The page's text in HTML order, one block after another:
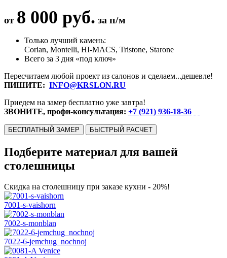
от 8 000 руб. за п/м
Только лучший камень:
Corian, Montelli, HI-MACS, Tristone, Starone
Всего за 3 дня «под ключ»
Пересчитаем любой проект из салонов и сделаем...дешевле!
ПИШИТЕ: INFO@KRSLON.RU
Приедем на замер бесплатно уже завтра!
ЗВОНИТЕ, профи-консультация: +7 (921) 936-18-36
БЕСПЛАТНЫЙ ЗАМЕР БЫСТРЫЙ РАСЧЕТ
Подберите материал для вашей
столешницы
Скидка на столешницу при заказе кухни - 20%!
7001-s-vaishorn
7002-s-monblan
7022-6-jemchug_nochnoj